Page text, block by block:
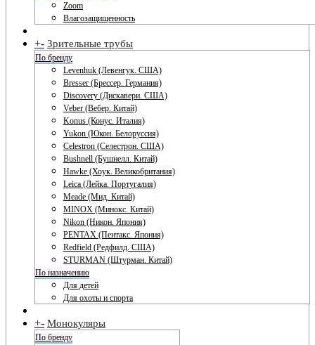
Zoom
Влагозащищенность
+- Зрительные трубы
По бренду
Levenhuk (Левенгук. США)
Bresser (Брессер. Германия)
Discovery (Дискавери. США)
Veber (Вебер. Китай)
Konus (Конус. Италия)
Yukon (Юкон. Белоруссия)
Celestron (Селестрон. США)
Bushnell (Бушнелл. Китай)
Hawke (Хоук. Великобритания)
Leica (Лейка. Португалия)
Meade (Мид. Китай)
MINOX (Минокс. Китай)
Nikon (Никон. Япония)
PENTAX (Пентакс. Япония)
Redfield (Редфилд. США)
STURMAN (Штурман. Китай)
По назначению
Для детей
Для охоты и спорта
+- Монокуляры
По бренду